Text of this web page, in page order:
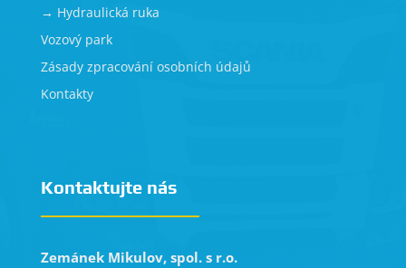
→ Hydraulická ruka
Vozový park
Zásady zpracování osobních údajů
Kontakty
Kontaktujte nás
Zemánek Mikulov, spol. s r.o.